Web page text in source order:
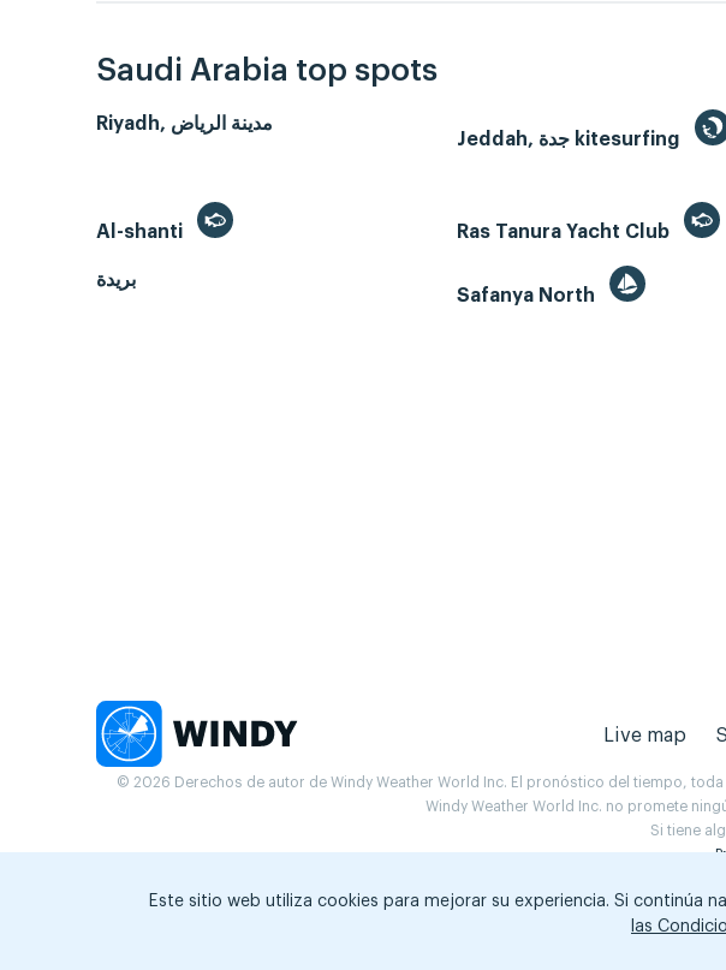
Saudi Arabia top spots
Riyadh, مدينة الرياض
Jeddah, جدة kitesurfing
Al-shanti Ras Tanura Yacht Club
بريدة
Safanya North
Live map
© 2026 Derechos de autor de Windy Weather World Inc. El pronóstico del tiempo,
Windy Weather World Inc. no promete
Si tiene
Este sitio web utiliza cookies para mejorar su experiencia. Si continúa
las